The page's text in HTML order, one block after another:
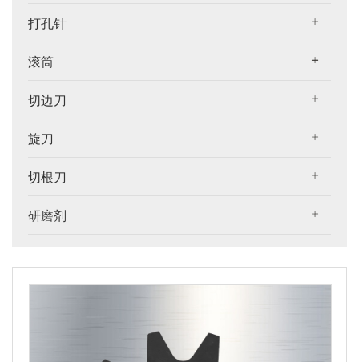
打孔针
滚筒
切边刀
旋刀
切根刀
研磨剂